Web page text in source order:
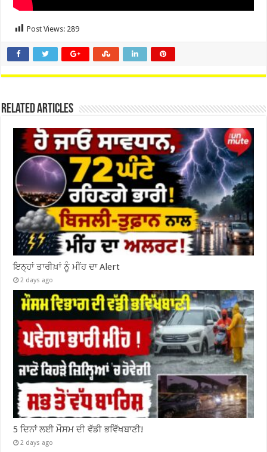
Post Views: 289
Related Articles
ਇਨ੍ਹਾਂ ਤਾਰੀਖ਼ਾਂ ਨੂੰ ਮੀਂਹ ਦਾ Alert
2 days ago
5 ਦਿਨਾਂ ਲਈ ਮੌਸਮ ਦੀ ਵੱਡੀ ਭਵਿੱਖਬਾਣੀ!
2 days ago